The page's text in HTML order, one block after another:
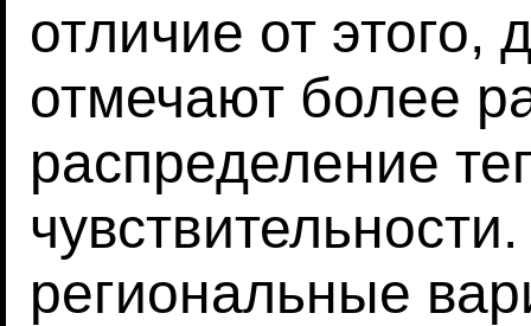
отличие от этого,
отмечают более
распределение
региональные